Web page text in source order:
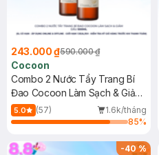
243.000 ₫590.000 ₫
Cocoon
Combo 2 Nước Tẩy Trang Bí
Đao Cocoon Làm Sạch & Giảm
Dầu 500ml
5.0 (57)
1.6k/tháng
85%
-40%